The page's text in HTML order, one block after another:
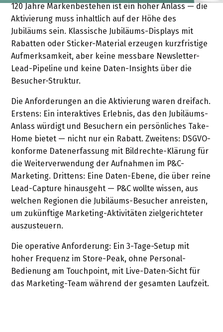
120 Jahre Markenbestehen ist ein hoher Anlass — die
Aktivierung muss inhaltlich auf der Höhe des
Jubiläums sein. Klassische Jubiläums-Displays mit
Rabatten oder Sticker-Material erzeugen kurzfristige
Aufmerksamkeit, aber keine messbare Newsletter-
Lead-Pipeline und keine Daten-Insights über die
Besucher-Struktur.
Die Anforderungen an die Aktivierung waren dreifach.
Erstens: Ein interaktives Erlebnis, das den Jubiläums-
Anlass würdigt und Besuchern ein persönliches Take-
Home bietet — nicht nur ein Rabatt. Zweitens: DSGVO-
konforme Datenerfassung mit Bildrechte-Klärung für
die Weiterverwendung der Aufnahmen im P&C-
Marketing. Drittens: Eine Daten-Ebene, die über reine
Lead-Capture hinausgeht — P&C wollte wissen, aus
welchen Regionen die Jubiläums-Besucher anreisten,
um zukünftige Marketing-Aktivitäten zielgerichteter
auszusteuern.
Die operative Anforderung: Ein 3-Tage-Setup mit
hoher Frequenz im Store-Peak, ohne Personal-
Bedienung am Touchpoint, mit Live-Daten-Sicht für
das Marketing-Team während der gesamten Laufzeit.